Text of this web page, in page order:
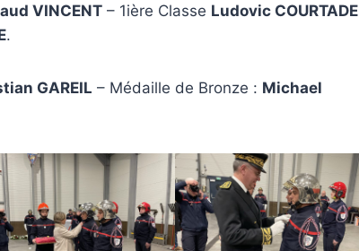
VINCENT – 1ière Classe Ludovic COURTADE
.
GAREIL – Médaille de Bronze : Michael